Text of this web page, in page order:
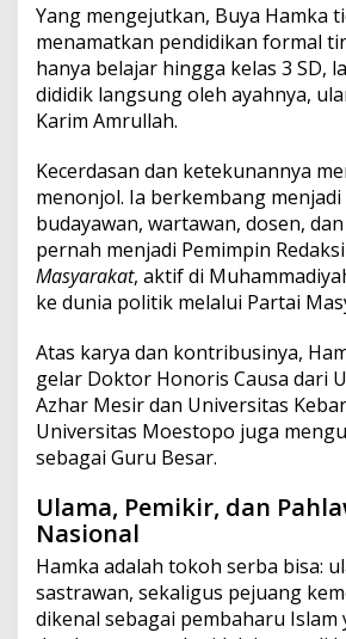
Yang mengejutkan, Buya Hamka
menamatkan pendidikan formal
hanya belajar hingga kelas 3 SD,
dididik langsung oleh ayahnya,
Karim Amrullah.
Kecerdasan dan ketekunannya
menonjol. Ia berkembang
budayawan, wartawan, dosen,
pernah menjadi Pemimpin
Masyarakat, aktif di
ke dunia politik melalui Partai
Atas karya dan kontribusinya,
gelar Doktor Honoris Causa dari
Azhar Mesir dan Universitas
Universitas Moestopo juga
sebagai Guru Besar.
Ulama, Pemikir, dan
Nasional
Hamka adalah tokoh serba bisa:
sastrawan, sekaligus pejuang
dikenal sebagai pembaharu Islam